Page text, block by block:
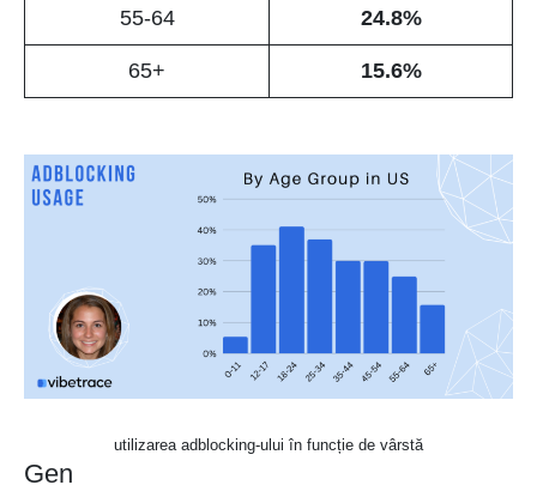
55-64 24.8%
65+ 15.6%
utilizarea adblocking-ului în funcție de vârstă
Gen